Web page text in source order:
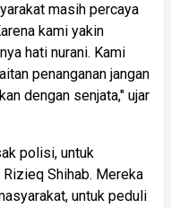
masih percaya
kami yakin
hati nurani. Kami
penanganan jangan
dengan senjata," ujar
polisi, untuk
Shihab. Mereka
untuk peduli